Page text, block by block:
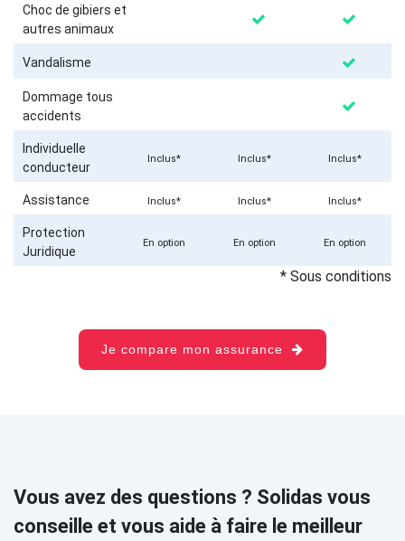
Choc de gibiers et
autres animaux
Vandalisme
Dommage tous
accidents
Individuelle
conducteur
Inclus* Inclus* Inclus*
Assistance Inclus* Inclus* Inclus*
Protection
Juridique
En option En option En option
* Sous conditions
Je compare mon assurance
Vous avez des questions ? Solidas vous
conseille et vous aide à faire le meilleur